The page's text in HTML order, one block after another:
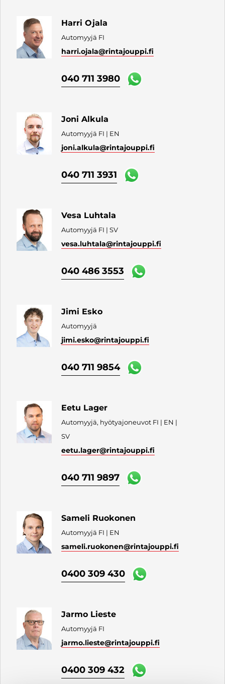
Harri Ojala
Automyyjä FI
harri.ojala@rintajouppi.fi
040 711 3980
Joni Alkula
Automyyjä FI | EN
joni.alkula@rintajouppi.fi
040 711 3931
Vesa Luhtala
Automyyjä FI | SV
vesa.luhtala@rintajouppi.fi
040 486 3553
Jimi Esko
Automyyjä
jimi.esko@rintajouppi.fi
040 711 9854
Eetu Lager
Automyyjä, hyötyajoneuvot FI | EN |
SV
eetu.lager@rintajouppi.fi
040 711 9897
Sameli Ruokonen
Automyyjä FI | EN
sameli.ruokonen@rintajouppi.fi
0400 309 430
Jarmo Lieste
Automyyjä FI
jarmo.lieste@rintajouppi.fi
0400 309 432